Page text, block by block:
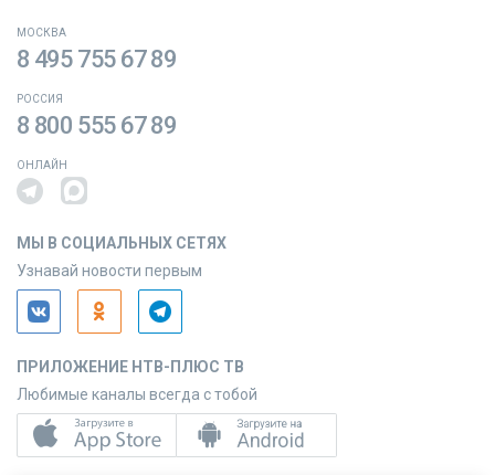
МОСКВА
8 495 755 67 89
РОССИЯ
8 800 555 67 89
ОНЛАЙН
МЫ В СОЦИАЛЬНЫХ СЕТЯХ
Узнавай новости первым
ПРИЛОЖЕНИЕ НТВ-ПЛЮС ТВ
Любимые каналы всегда с тобой